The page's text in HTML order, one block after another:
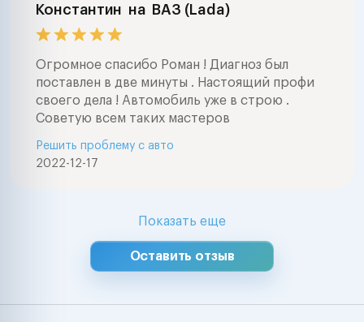
Константин на ВАЗ (Lada)
Огромное спасибо Роман ! Диагноз был
поставлен в две минуты . Настоящий профи
своего дела ! Автомобиль уже в строю .
Советую всем таких мастеров
2022-12-17
Решить проблему с авто
Показать еще
Оставить отзыв